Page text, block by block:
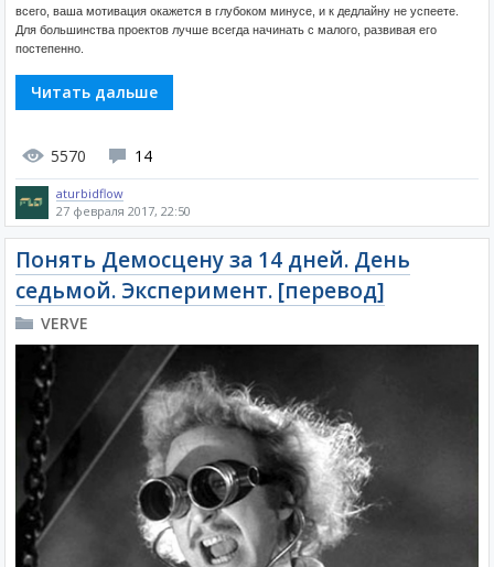
всего, ваша мотивация окажется в глубоком минусе, и к дедлайну не успеете.
Для большинства проектов лучше всегда начинать с малого, развивая его
постепенно.
Читать дальше
5570 14
aturbidflow
27 февраля 2017, 22:50
Понять Демосцену за 14 дней. День
седьмой. Эксперимент. [перевод]
VERVE